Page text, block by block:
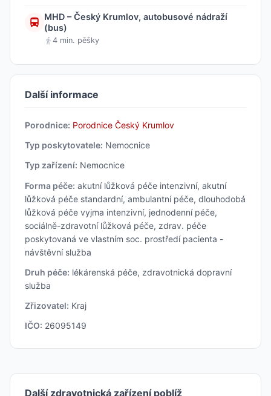
MHD – Český Krumlov, autobusové nádraží
(bus)
4 min. pěšky
Další informace
Porodnice: Porodnice Český Krumlov
Typ poskytovatele: Nemocnice
Typ zařízení: Nemocnice
Forma péče: akutní lůžková péče intenzivní, akutní
lůžková péče standardní, ambulantní péče, dlouhodobá
lůžková péče vyjma intenzivní, jednodenní péče,
sociálně-zdravotní lůžková péče, zdrav. péče
poskytovaná ve vlastním soc. prostředí pacienta -
návštěvní služba
Druh péče: lékárenská péče, zdravotnická dopravní
služba
Zřizovatel: Kraj
IČO: 26095149
Další zdravotnická zařízení poblíž